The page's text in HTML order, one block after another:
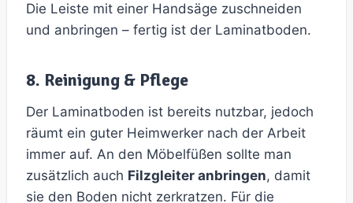
Die Leiste mit einer Handsäge zuschneiden
und anbringen – fertig ist der Laminatboden.
8. Reinigung & Pflege
Der Laminatboden ist bereits nutzbar, jedoch
räumt ein guter Heimwerker nach der Arbeit
immer auf. An den Möbelfüßen sollte man
zusätzlich auch Filzgleiter anbringen, damit
sie den Boden nicht zerkratzen. Für die